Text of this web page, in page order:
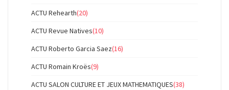
ACTU Rehearth(20)
ACTU Revue Natives(10)
ACTU Roberto Garcia Saez(16)
ACTU Romain Kroës(9)
ACTU SALON CULTURE ET JEUX MATHEMATIQUES(38)